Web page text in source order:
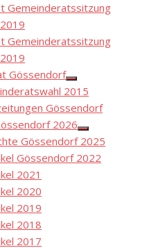
Gemeinderatssitzung
Gemeinderatssitzung
Gössendorf
Show
sub
menu
2015
Gössendorf
2026
Show
sub
menu
Gössendorf 2025
Gössendorf 2022
2021
2020
2019
2018
2017